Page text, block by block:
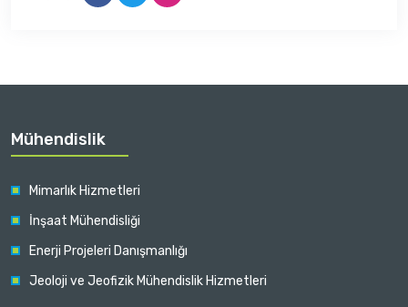
Mühendislik
Mimarlık Hizmetleri
İnşaat Mühendisliği
Enerji Projeleri Danışmanlığı
Jeoloji ve Jeofizik Mühendislik Hizmetleri